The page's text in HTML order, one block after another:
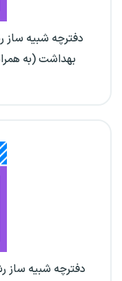
دفترچه شبیه ساز
بهداشت (به
دفترچه شبیه ساز